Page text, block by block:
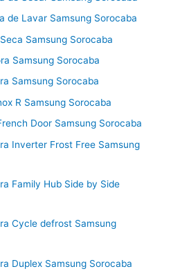
de Lavar Samsung Sorocaba
Samsung Sorocaba
Samsung Sorocaba
Samsung Sorocaba
R Samsung Sorocaba
Door Samsung Sorocaba
Inverter Frost Free Samsung
Family Hub Side by Side
Cycle defrost Samsung
Duplex Samsung Sorocaba